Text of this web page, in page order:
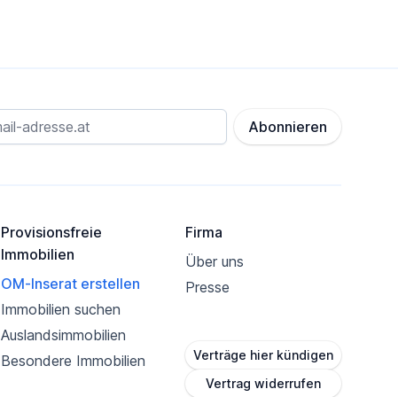
Abonnieren
Provisionsfreie
Immobilien
OM-Inserat erstellen
Immobilien suchen
Auslandsimmobilien
Besondere Immobilien
Firma
Über uns
Presse
Verträge hier kündigen
Vertrag widerrufen